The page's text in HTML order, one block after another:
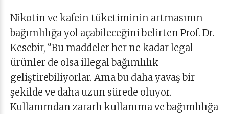
Nikotin ve kafein tüketiminin artmasının
bağımlılığa yol açabileceğini belirten Prof. Dr.
Kesebir, “Bu maddeler her ne kadar legal
ürünler de olsa illegal bağımlılık
geliştirebiliyorlar. Ama bu daha yavaş bir
şekilde ve daha uzun sürede oluyor.
Kullanımdan zararlı kullanıma ve bağımlılığa